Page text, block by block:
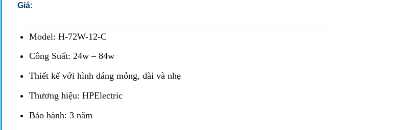
Giá:
Model: H-72W-12-C
Công Suất: 24w – 84w
Thiết kế với hình dáng mỏng, dài và nhẹ
Thương hiệu: HPElectric
Bảo hành: 3 năm